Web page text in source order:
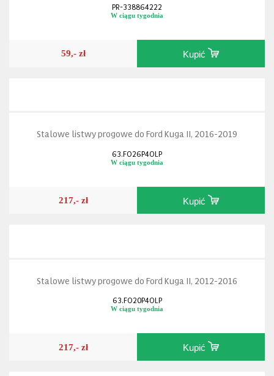
PR-338864222
W ciągu tygodnia
59,- zł Kupić
Stalowe listwy progowe do Ford Kuga II, 2016-2019
63.FO26P4OLP
W ciągu tygodnia
217,- zł Kupić
Stalowe listwy progowe do Ford Kuga II, 2012-2016
63.FO20P4OLP
W ciągu tygodnia
217,- zł Kupić